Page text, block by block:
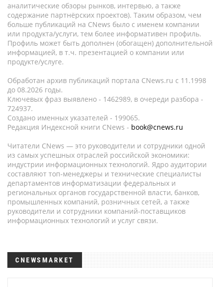
аналитические обзоры рынков, интервью, а также
содержание партнёрских проектов). Таким образом, чем
больше публикаций на CNews было с именем компании
или продукта/услуги, тем более информативен профиль.
Профиль может быть дополнен (обогащен) дополнительной
информацией, в т.ч. презентацией о компании или
продукте/услуге.
Обработан архив публикаций портала CNews.ru c 11.1998
до 08.2026 годы.
Ключевых фраз выявлено - 1462989, в очереди разбора -
724937.
Создано именных указателей - 199065.
Редакция Индексной книги CNews - book@cnews.ru
Читатели CNews — это руководители и сотрудники одной
из самых успешных отраслей российской экономики:
индустрии информационных технологий. Ядро аудитории
составляют топ-менеджеры и технические специалисты
департаментов информатизации федеральных и
региональных органов государственной власти, банков,
промышленных компаний, розничных сетей, а также
руководители и сотрудники компаний-поставщиков
информационных технологий и услуг связи.
CNEWSMARKET